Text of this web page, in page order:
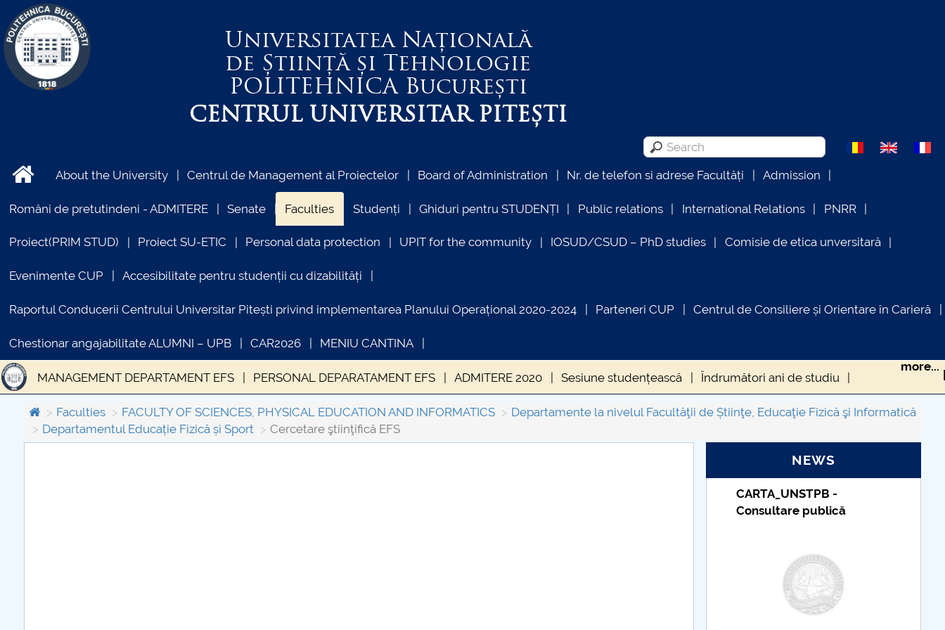
Universitatea Națională
de Știință și Tehnologie
POLITEHNICABucurești
CENTRUL UNIVERSITAR PITEȘTI
About the University Centrul de Management al Proiectelor Board of Administration Nr. de telefon si adrese Facultăți Admission
Români de pretutindeni - ADMITERE Senate Faculties Studenți Ghiduri pentru STUDENȚI Public relations International Relations PNRR
Proiect(PRIM STUD) Proiect SU-ETIC Personal data protection UPIT for the community IOSUD/CSUD – PhD studies Comisie de etica unversitară
Evenimente CUP Accesibilitate pentru studenții cu dizabilități
Raportul Conducerii Centrului Universitar Pitești privind implementarea Planului Operațional 2020-2024 Parteneri CUP Centrul de Consiliere și Orientare în Carieră
Chestionar angajabilitate ALUMNI – UPB CAR2026 MENIU CANTINA
MANAGEMENT DEPARTAMENT EFS PERSONAL DEPARATAMENT EFS ADMITERE 2020 Sesiune studențească Îndrumători ani de studiu
Programe de studii de licenţă EFS Programe de studii de master EFS Cercetare ştiinţifică EFS Alegeri Departament EFS
more...
Faculties FACULTY OF SCIENCES, PHYSICAL EDUCATION AND INFORMATICS
Departamente la nivelul Facultăţii de Știinţe, Educaţie Fizică şi Informatică
Departamentul Educație Fizică și Sport
Cercetare ştiinţifică EFS
NEWS
Taxe de școlarizare
indexate – Centrul